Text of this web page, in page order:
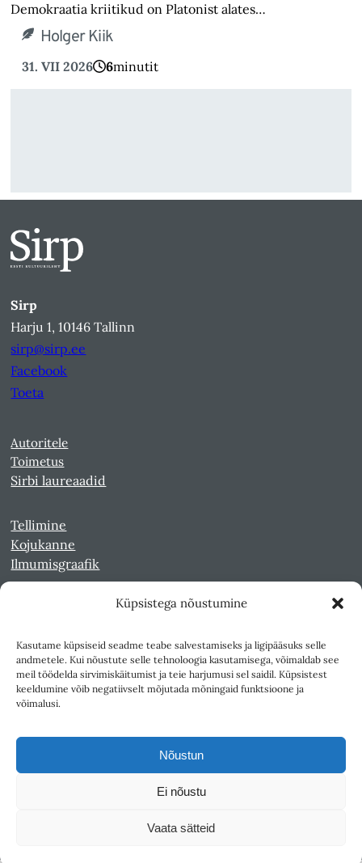
Küpsistega nõustumine
Kasutame küpsiseid seadme teabe salvestamiseks ja ligipääsuks selle
andmetele. Kui nõustute selle tehnoloogia kasutamisega, võimaldab see
meil töödelda sirvimiskäitumist ja teie harjumusi sel saidil. Küpsistest
keeldumine võib negatiivselt mõjutada mõningaid funktsioone ja
võimalusi.
Nõustun
Ei nõustu
Vaata sätteid
Demokraatia kriitikud on Platonist alates…
Holger Kiik
31. VII 2026 6minutit
Sirp
Harju 1, 10146 Tallinn
sirp@sirp.ee
Facebook
Toeta
Autoritele
Toimetus
Sirbi laureaadid
Tellimine
Kojukanne
Ilmumisgraafik
Kultuurileht 1994-1997
Reede 1989-1990
Sirp ja Vasar 1940-1989
Teksti- ja andmekaeve
Väljaandja SA Kultuurileht